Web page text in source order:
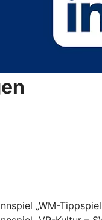
„WM-